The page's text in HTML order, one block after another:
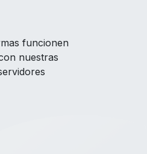
funcionen
nuestras